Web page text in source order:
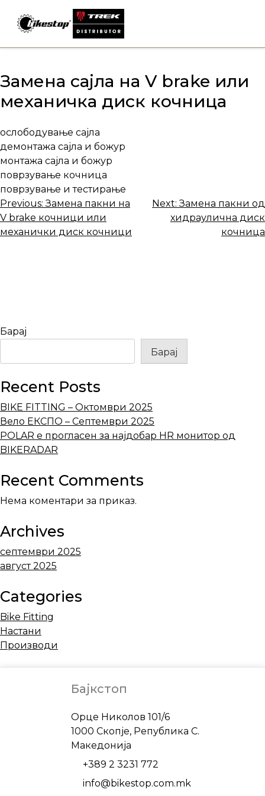
content
Замена сајла на V brake или
механичка диск кочница
ослободување сајла
демонтажа сајла и божур
монтажа сајла и божур
поврзување кочница
поврзување и тестирање
Навигација
на
напис
Previous: Замена пакни на
V brake кочници или
механички диск кочници
Next: Замена пакни од
хидраулична диск
кочница
Барај
Барај
Recent Posts
BIKE FITTING – Октомври 2025
Вело ЕКСПО – Септември 2025
POLAR е прогласен за најдобар HR монитор од
BIKERADAR
Recent Comments
Нема коментари за приказ.
Archives
септември 2025
август 2025
Categories
Bike Fitting
Настани
Производи
Бајкстоп
Орце Николов 101/6
1000 Скопје, Република С.
Македонија
Address
+389 2 3231 772
Phone
info@bikestop.com.mk
Email